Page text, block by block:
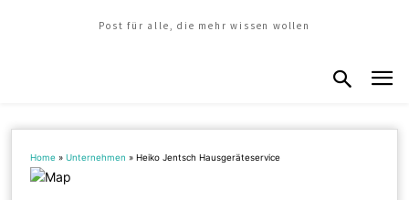
Post für alle, die mehr wissen wollen
Home »Unternehmen »Heiko Jentsch Hausgeräteservice